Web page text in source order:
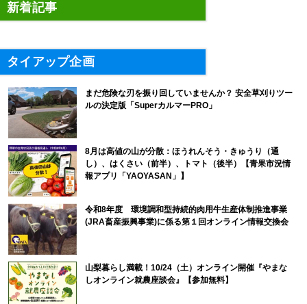
新着記事
タイアップ企画
まだ危険な刃を振り回していませんか？ 安全草刈りツー
ルの決定版「SuperカルマーPRO」
8月は高値の山が分散：ほうれんそう・きゅうり（通
し）、はくさい（前半）、トマト（後半）【青果市況情
報アプリ「YAOYASAN」】
令和8年度 環境調和型持続的肉用牛生産体制推進事業
(JRA畜産振興事業)に係る第１回オンライン情報交換会
山梨暮らし満載！10/24（土）オンライン開催『やまな
しオンライン就農座談会』【参加無料】